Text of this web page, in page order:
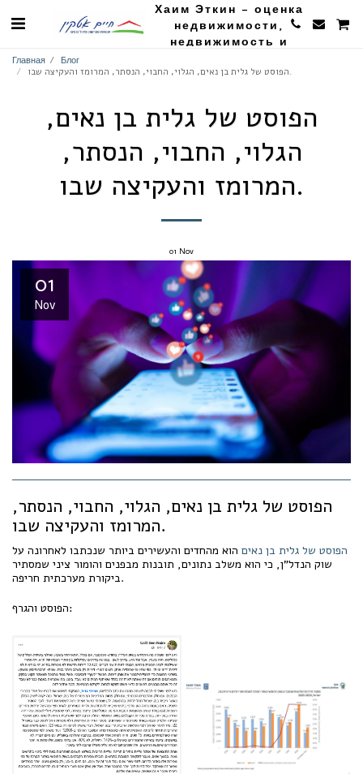
Хаим Эткин - оценка
недвижимости,
недвижимость и
Главная
Блог
הפוסט של גלית בן נאים, הגלוי, החבוי, הנסתר, המרומז והעקיצה שבו.
הפוסט של גלית בן נאים,
הגלוי, החבוי, הנסתר,
המרומז והעקיצה שבו.
01 Nov
01
Nov
הפוסט של גלית בן נאים, הגלוי, החבוי, הנסתר,
המרומז והעקיצה שבו.
הפוסט של גלית בן נאים הוא מהחדים והעשירים ביותר שנכתבו לאחרונה על
שוק הנדל"ן, כי הוא משלב נתונים, תובנות מבפנים והומור ציני שמסתיר
ביקורת מערכתית חריפה.
הפוסט והגרף: